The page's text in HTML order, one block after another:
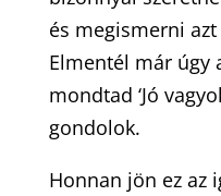
és megismerni
Elmentél már úgy
mondtad ‘Jó
gondolok.
Honnan jön ez az